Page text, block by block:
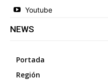
Youtube
NEWS
Portada
Región